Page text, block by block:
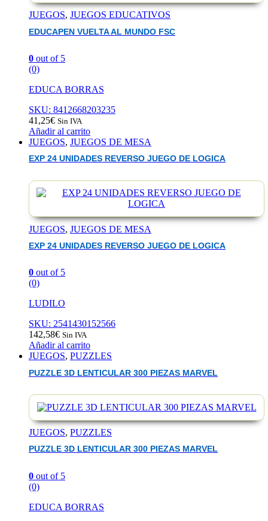
JUEGOS, JUEGOS EDUCATIVOS
EDUCAPEN VUELTA AL MUNDO FSC
0 out of 5
(0)
EDUCA BORRAS
SKU: 8412668203235
41,25€ Sin IVA
Añadir al carrito
JUEGOS, JUEGOS DE MESA
EXP 24 UNIDADES REVERSO JUEGO DE LOGICA
JUEGOS, JUEGOS DE MESA
EXP 24 UNIDADES REVERSO JUEGO DE LOGICA
0 out of 5
(0)
LUDILO
SKU: 2541430152566
142,58€ Sin IVA
Añadir al carrito
JUEGOS, PUZZLES
PUZZLE 3D LENTICULAR 300 PIEZAS MARVEL
JUEGOS, PUZZLES
PUZZLE 3D LENTICULAR 300 PIEZAS MARVEL
0 out of 5
(0)
EDUCA BORRAS